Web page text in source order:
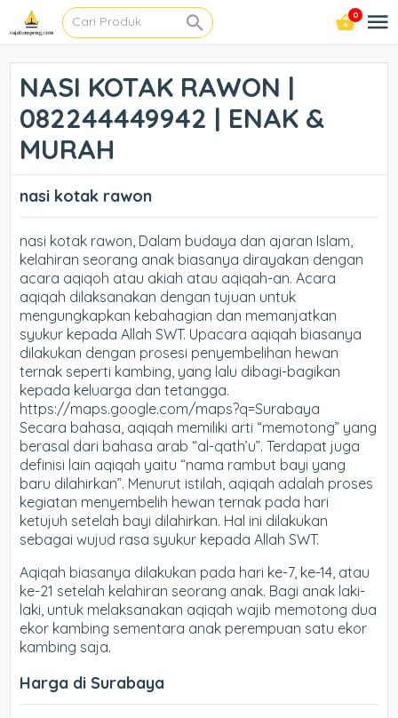
0
NASI KOTAK RAWON |
082244449942 | ENAK &
MURAH
nasi kotak rawon
nasi kotak rawon, Dalam budaya dan ajaran Islam,
kelahiran seorang anak biasanya dirayakan dengan
acara aqiqoh atau akiah atau aqiqah-an. Acara
aqiqah dilaksanakan dengan tujuan untuk
mengungkapkan kebahagian dan memanjatkan
syukur kepada Allah SWT. Upacara aqiqah biasanya
dilakukan dengan prosesi penyembelihan hewan
ternak seperti kambing, yang lalu dibagi-bagikan
kepada keluarga dan tetangga.
https://maps.google.com/maps?q=Surabaya
Secara bahasa, aqiqah memiliki arti “memotong” yang
berasal dari bahasa arab “al-qath’u”. Terdapat juga
definisi lain aqiqah yaitu “nama rambut bayi yang
baru dilahirkan”. Menurut istilah, aqiqah adalah proses
kegiatan menyembelih hewan ternak pada hari
ketujuh setelah bayi dilahirkan. Hal ini dilakukan
sebagai wujud rasa syukur kepada Allah SWT.
Aqiqah biasanya dilakukan pada hari ke-7, ke-14, atau
ke-21 setelah kelahiran seorang anak. Bagi anak laki-
laki, untuk melaksanakan aqiqah wajib memotong dua
ekor kambing sementara anak perempuan satu ekor
kambing saja.
Harga di Surabaya